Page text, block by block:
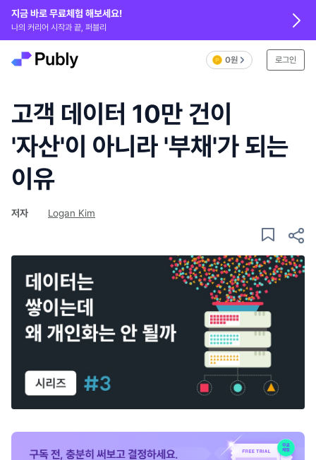
지금 바로 무료체험 해보세요!
나의 커리어 시작과 끝, 퍼블리
0원 로그인
고객 데이터 10만 건이
'자산'이 아니라 '부채'가 되는
이유
저자 Logan Kim